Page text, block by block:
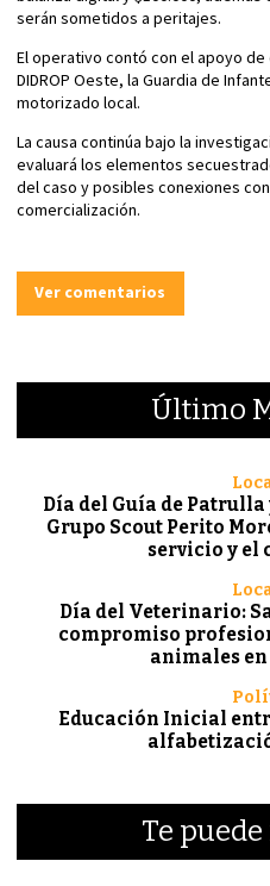
serán sometidos a peritajes.
El operativo contó con el apoyo de
DIDROP Oeste, la Guardia de
motorizado local.
La causa continúa bajo la
evaluará los elementos
del caso y posibles conexiones
comercialización.
Ver comentarios
Último
Día del Guía de
Grupo Scout Perito
servicio y el
Día del Veterinario:
compromiso
animales
Educación Inicial
Te